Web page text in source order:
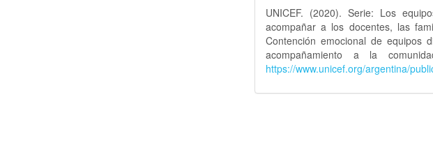
UNICEF. (2020). Serie: Los
acompañar a los docentes, las
Contención emocional de equipos
acompañamiento a la
https://www.unicef.org/argentina/